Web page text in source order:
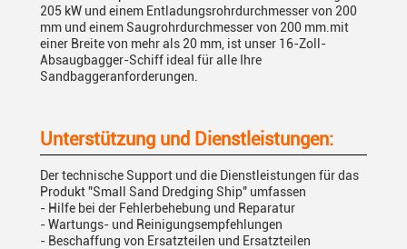
205 kW und einem Entladungsrohrdurchmesser von 200
mm und einem Saugrohrdurchmesser von 200 mm.mit
einer Breite von mehr als 20 mm, ist unser 16-Zoll-
Absaugbagger-Schiff ideal für alle Ihre
Sandbaggeranforderungen.
Unterstützung und Dienstleistungen:
Der technische Support und die Dienstleistungen für das
Produkt "Small Sand Dredging Ship" umfassen
- Hilfe bei der Fehlerbehebung und Reparatur
- Wartungs- und Reinigungsempfehlungen
- Beschaffung von Ersatzteilen und Ersatzteilen